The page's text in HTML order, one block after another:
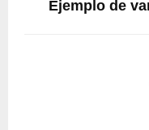
Ejemplo de